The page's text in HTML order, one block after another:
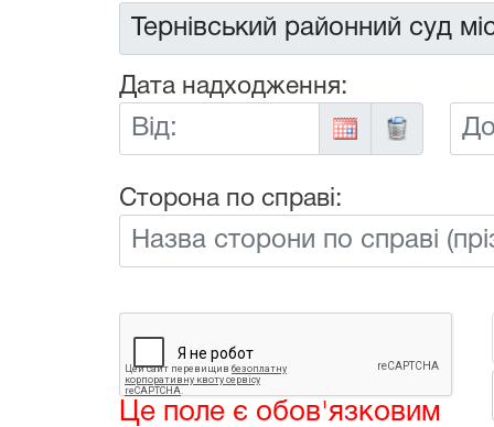
Дата надходження:
Від:
До:
Сторона по справі:
Це поле є обов'язковим